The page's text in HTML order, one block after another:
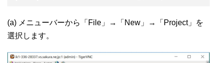
(a) メニューバーから「File」→「New」→「Project」を
選択します。